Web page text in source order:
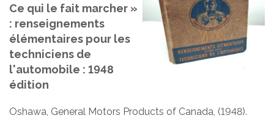
Ce qui le fait marcher »
: renseignements
élémentaires pour les
techniciens de
l'automobile : 1948
édition
Oshawa, General Motors Products of Canada, (1948).